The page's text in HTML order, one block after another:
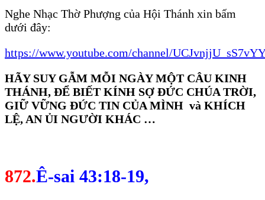
Nghe Nhạc Thờ Phượng của Hội Thánh xin bấm
dưới đây:
https://www.youtube.com/channel/
HÃY SUY GẪM MỖI NGÀY MỘT CÂU KINH
THÁNH, ĐỂ BIẾT KÍNH SỢ ĐỨC CHÚA TRỜI,
GIỮ VỮNG ĐỨC TIN CỦA MÌNH và KHÍCH
LỆ, AN ỦI NGƯỜI KHÁC …
872.Ê-sai 43:18-19,